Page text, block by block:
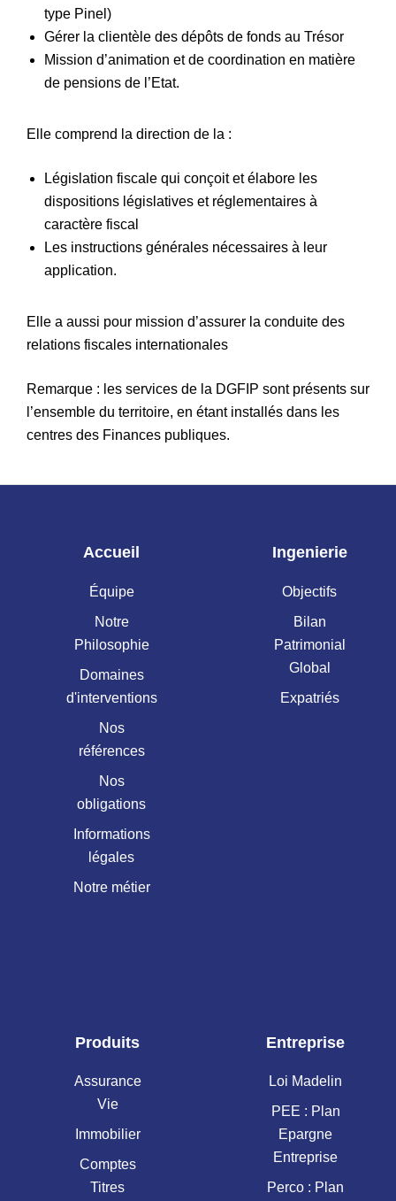
type Pinel)
Gérer la clientèle des dépôts de fonds au Trésor
Mission d’animation et de coordination en matière
de pensions de l’Etat.
Elle comprend la direction de la :
Législation fiscale qui conçoit et élabore les
dispositions législatives et réglementaires à
caractère fiscal
Les instructions générales nécessaires à leur
application.
Elle a aussi pour mission d’assurer la conduite des
relations fiscales internationales
Remarque : les services de la DGFIP sont présents sur
l’ensemble du territoire, en étant installés dans les
centres des Finances publiques.
Accueil
Équipe
Notre
Philosophie
Domaines
d'interventions
Nos
références
Nos
obligations
Informations
légales
Notre métier
Ingenierie
Objectifs
Bilan
Patrimonial
Global
Expatriés
Produits
Assurance
Vie
Immobilier
Comptes
Titres
Entreprise
Loi Madelin
PEE : Plan
Epargne
Entreprise
Perco : Plan